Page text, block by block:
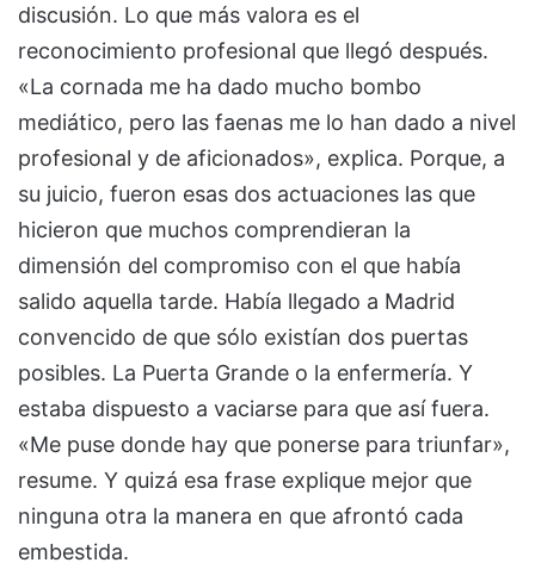
discusión. Lo que más valora es el
reconocimiento profesional que llegó después.
«La cornada me ha dado mucho bombo
mediático, pero las faenas me lo han dado a nivel
profesional y de aficionados», explica. Porque, a
su juicio, fueron esas dos actuaciones las que
hicieron que muchos comprendieran la
dimensión del compromiso con el que había
salido aquella tarde. Había llegado a Madrid
convencido de que sólo existían dos puertas
posibles. La Puerta Grande o la enfermería. Y
estaba dispuesto a vaciarse para que así fuera.
«Me puse donde hay que ponerse para triunfar»,
resume. Y quizá esa frase explique mejor que
ninguna otra la manera en que afrontó cada
embestida.